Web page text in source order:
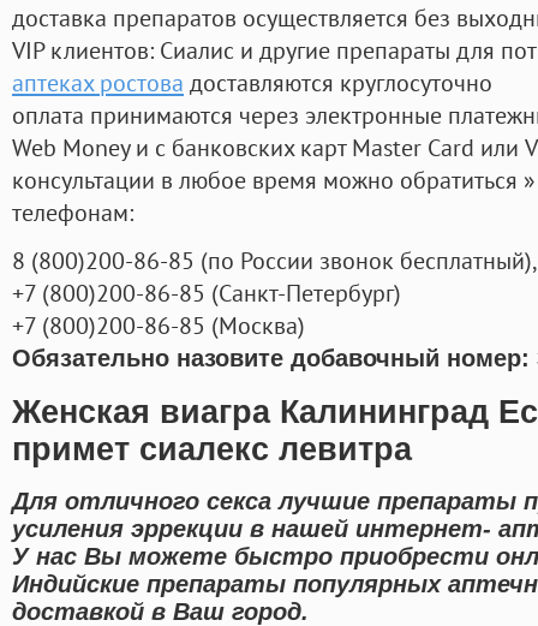
доставка препаратов осуществляется без
VIP клиентов: Сиалис и другие препараты для
аптеках ростова доставляются круглосуточно
оплата принимаются через электронные
Web Money и с банковских карт Master Card или
консультации в любое время можно обратиться
телефонам:
8 (800)200-86-85 (по России звонок бесплатный),
+7 (800)200-86-85 (Санкт-Петербург)
+7 (800)200-86-85 (Москва)
Обязательно назовите добавочный номер:
Женская виагра Калининград
примет сиалекс левитра
Для отличного секса лучшие препараты
усиления эррекции в нашей интернет-
У нас Вы можете быстро приобрести
Индийские препараты популярных
доставкой в Ваш город.